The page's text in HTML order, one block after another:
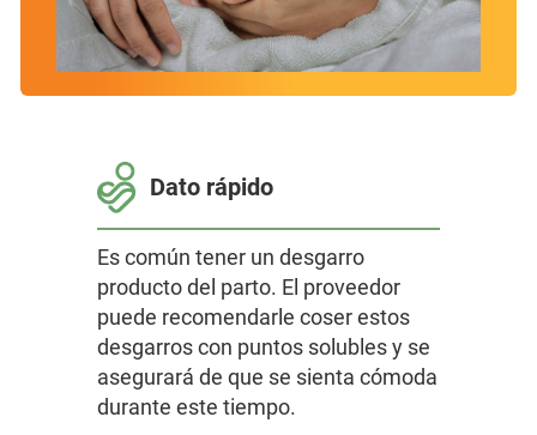
Dato rápido
Es común tener un desgarro
producto del parto. El proveedor
puede recomendarle coser estos
desgarros con puntos solubles y se
asegurará de que se sienta cómoda
durante este tiempo.